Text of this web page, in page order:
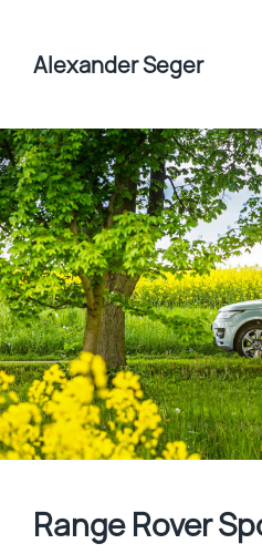
Alexander Seger
Range Rover